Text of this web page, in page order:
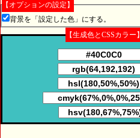
【オプションの設定】
背景を「設定した色」にする。
【生成色とCSSカラー】